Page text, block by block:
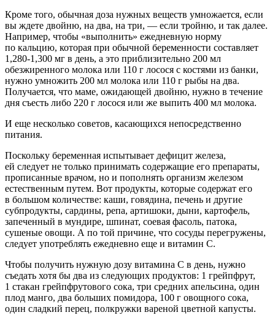
Кроме того, обычная доза нужных веществ умножается, если
вы ждете двойню, на два, на три, — если тройню, и так далее.
Например, чтобы «выполнить» ежедневную норму
по кальцию, которая при обычной беременности составляет
1,280-1,300 мг в день, а это приблизительно 200 мл
обезжиренного молока или 110 г лосося с костями из банки,
нужно умножить 200 мл молока или 110 г рыбы на два.
Получается, что маме, ожидающей двойню, нужно в течение
дня съесть либо 220 г лосося или же выпить 400 мл молока.
И еще несколько советов, касающихся непосредственно
питания.
Поскольку беременная испытывает дефицит железа,
ей следует не только принимать содержащие его препараты,
прописанные врачом, но и пополнять организм железом
естественным путем. Вот продукты, которые содержат его
в большом количестве: каши, говядина, печень и другие
субпродукты, сардины, репа, артишоки, дыни, картофель,
запеченный в мундире, шпинат, соевая фасоль, патока,
сушеные овощи. А по той причине, что сосуды перегружены,
следует употреблять ежедневно еще и витамин С.
Чтобы получить нужную дозу витамина С в день, нужно
съедать хотя бы два из следующих продуктов: 1 грейпфрут,
1 стакан грейпфрутового сока, три средних апельсина, один
плод манго, два больших помидора, 100 г овощного сока,
один сладкий перец, полкружки вареной цветной капусты.